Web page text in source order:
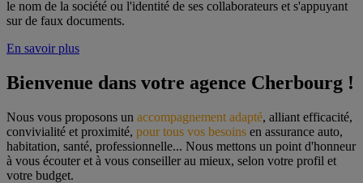
le nom de la société ou l'identité de ses collaborateurs et s'appuyant
sur de faux documents.
En savoir plus
Bienvenue dans votre agence Cherbourg !
Nous vous proposons un accompagnement adapté, alliant efficacité,
convivialité et proximité, pour tous vos besoins en assurance auto,
habitation, santé, professionnelle... Nous mettons un point d'honneur
à vous écouter et à vous conseiller au mieux, selon votre profil et
votre budget.